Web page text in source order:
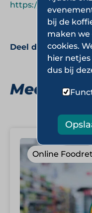
https://
Deel deze pagina:
Meer
Online
bij de
maken
cookies.
hier
dus bij